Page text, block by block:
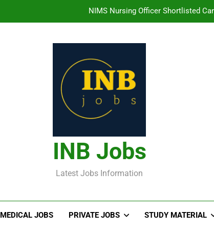
తిరుమల తిరుపతి దేవస్థానం సంస్థలో
NIMS Nursing Officer Shortlisted
తిరుమల తిరుపతి దేవస్థానం సంస్థలో ఉద్యోగాలు
INB Jobs
Latest Jobs Information
MEDICAL JOBS PRIVATE JOBS STUDY MATERIAL